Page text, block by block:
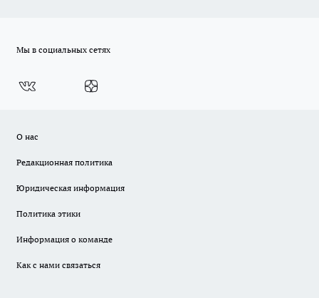
Мы в социальных сетях
О нас
Редакционная политика
Юридическая информация
Политика этики
Информация о команде
Как с нами связаться